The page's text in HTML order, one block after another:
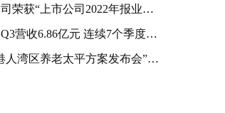
市公司2022年报业绩说明会最佳实践”奖项
收6.86亿元 连续7个季度实现盈利
方案发布会”暨“香港金融交易及服务有限公司揭牌仪式”